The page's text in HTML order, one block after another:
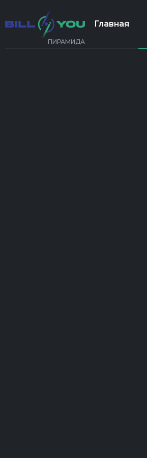
ПИРАМИДА
Главная